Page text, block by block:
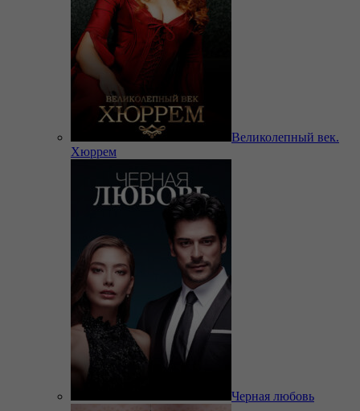
Великолепный век.
Хюррем
Черная любовь